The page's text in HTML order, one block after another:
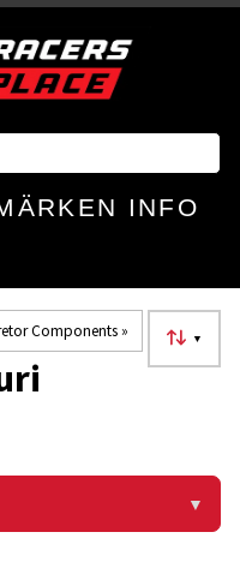
INFO
Components‪» ▼
▼